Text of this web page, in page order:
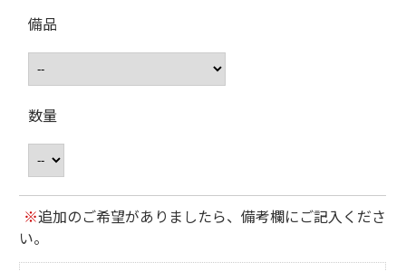
備品
数量
※追加のご希望がありましたら、備考欄にご記入くださ
い。